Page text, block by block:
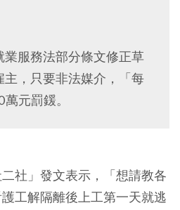
服務法部分條文修正草
，只要非法媒介，「每
元罰鍰。
社」發文表示，「想請教各
工解隔離後上工第一天就逃